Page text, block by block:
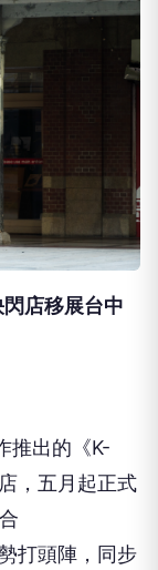
店移展台中
推出的《K-
， 五月起正式
打頭陣， 同步